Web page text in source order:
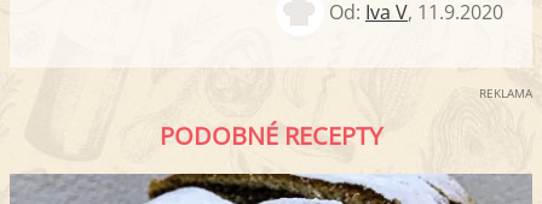
Od: Iva V, 11.9.2020
REKLAMA
PODOBNÉ RECEPTY